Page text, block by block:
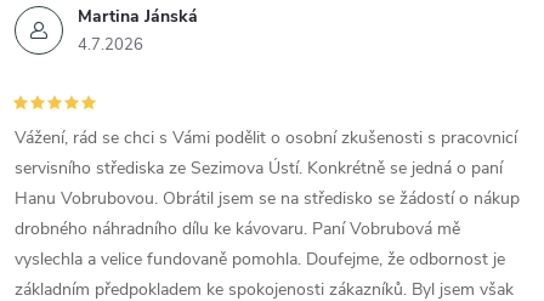
Martina Jánská
4.7.2026
Vážení, rád se chci s Vámi podělit o osobní zkušenosti s pracovnicí
servisního střediska ze Sezimova Ústí. Konkrétně se jedná o paní
Hanu Vobrubovou. Obrátil jsem se na středisko se žádostí o nákup
drobného náhradního dílu ke kávovaru. Paní Vobrubová mě
vyslechla a velice fundovaně pomohla. Doufejme, že odbornost je
základním předpokladem ke spokojenosti zákazníků. Byl jsem však